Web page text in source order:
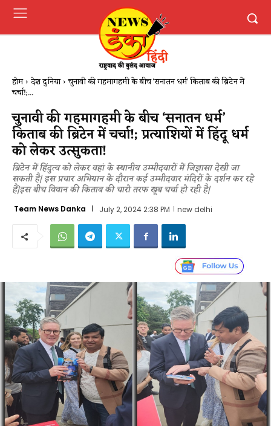
होम देश दुनिया चुनावी की गहमागहमी के बीच 'सनातन धर्म' किताब की ब्रिटेन में
चर्चा!;...
चुनावी की गहमागहमी के बीच ‘सनातन धर्म’
किताब की ब्रिटेन में चर्चा!; प्रत्याशियों में हिंदू धर्म
को लेकर उत्सुकता!
ब्रिटेन में हिंदुत्व को लेकर वहां के स्थानीय उम्मीदवारों में जिज्ञासा देखी जा
सकती है| इस प्रचार अभियान के दौरान कई उम्मीदवार मंदिरों के दर्शन कर रहे
हैं|इस बीच विवान की किताब की चारो तरफ खूब चर्चा हो रही है|
Team News Danka July 2, 2024 2:38 PM new delhi